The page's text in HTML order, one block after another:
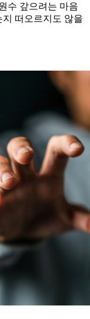
수 갚으려는 마음
떠오르지도 않을